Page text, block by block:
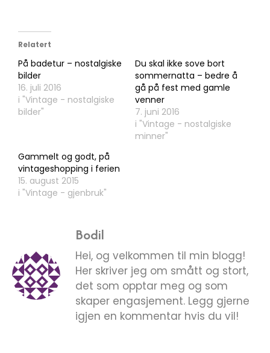
Relatert
På badetur – nostalgiske
bilder
16. juli 2016
i "Vintage - nostalgiske
bilder"
Du skal ikke sove bort
sommernatta – bedre å
gå på fest med gamle
venner
7. juni 2016
i "Vintage - nostalgiske
minner"
Gammelt og godt, på
vintageshopping i ferien
15. august 2015
i "Vintage - gjenbruk"
Bodil
Hei, og velkommen til min blogg!
Her skriver jeg om smått og stort,
det som opptar meg og som
skaper engasjement. Legg gjerne
igjen en kommentar hvis du vil!